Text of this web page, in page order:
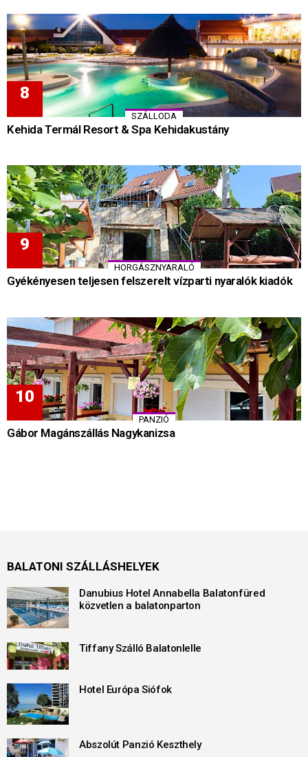
SZÁLLODA
Kehida Termál Resort & Spa Kehidakustány
HORGÁSZNYARALÓ
Gyékényesen teljesen felszerelt vízparti nyaralók kiadók
PANZIÓ
Gábor Magánszállás Nagykanizsa
BALATONI SZÁLLÁSHELYEK
Danubius Hotel Annabella Balatonfüred
közvetlen a balatonparton
Tiffany Szálló Balatonlelle
Hotel Európa Siófok
Abszolút Panzió Keszthely